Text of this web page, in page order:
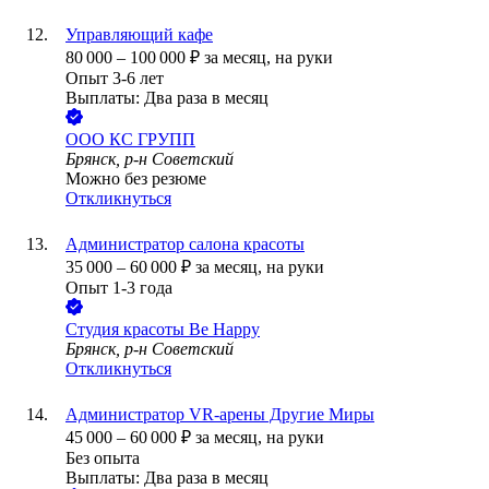
Управляющий кафе
80 000 – 100 000 ₽ за месяц, на руки
Опыт 3-6 лет
Выплаты: Два раза в месяц
ООО КС ГРУПП
Брянск, р-н Советский
Можно без резюме
Откликнуться
Администратор салона красоты
35 000 – 60 000 ₽ за месяц, на руки
Опыт 1-3 года
Студия красоты Be Happy
Брянск, р-н Советский
Откликнуться
Администратор VR-арены Другие Миры
45 000 – 60 000 ₽ за месяц, на руки
Без опыта
Выплаты: Два раза в месяц